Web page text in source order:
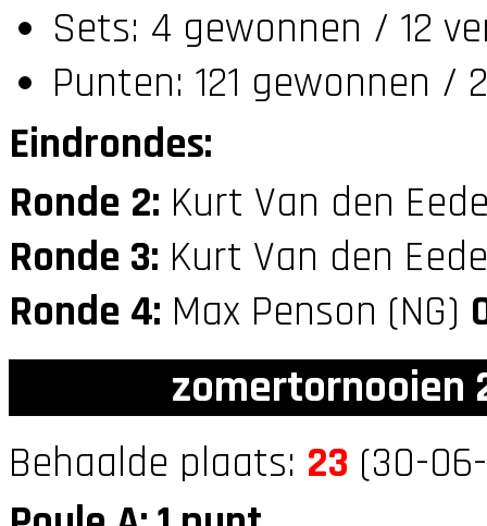
Sets: 4 gewonnen / 12
Punten: 121 gewonnen /
Eindrondes:
Ronde 2: Kurt Van den
Ronde 3: Kurt Van den
Ronde 4: Max Penson (NG)
zomertornooien
Behaalde plaats: 23 (30-